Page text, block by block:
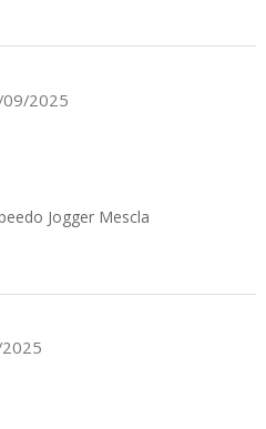
2025
Jogger Mescla